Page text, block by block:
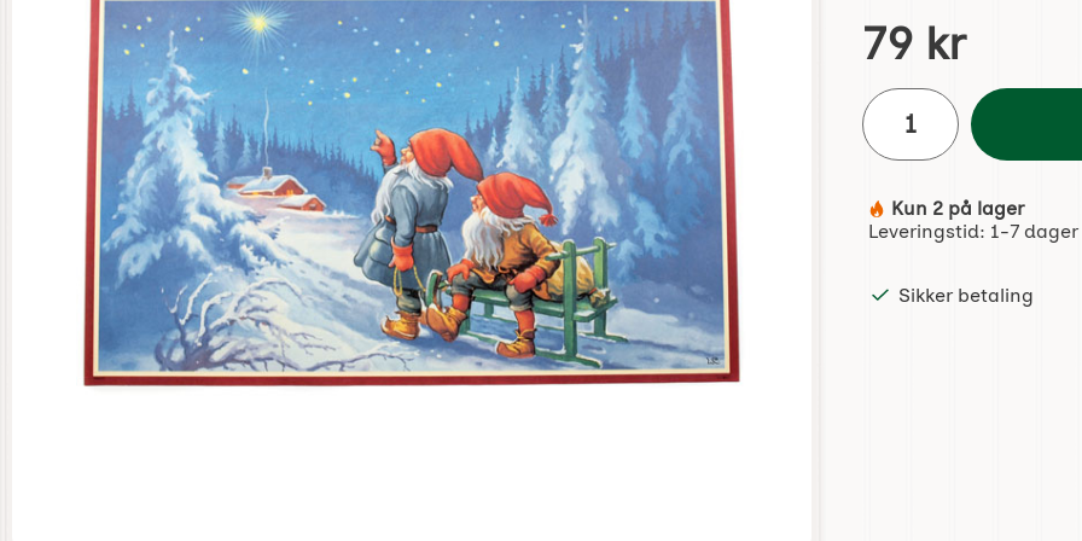
Handle dette
pris
79 kr
antall
Produkttilgjengelighet:
Kun 2 på lager
Leveringstid: 1-7 dager
Sikker betaling